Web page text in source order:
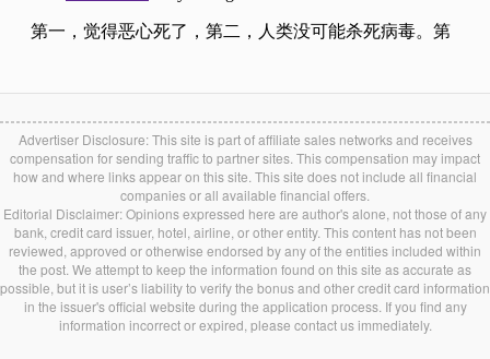
Advertiser Disclosure: This site is part of affiliate sales networks and receives
compensation for sending traffic to partner sites. This compensation may impact
how and where links appear on this site. This site does not include all financial
companies or all available financial offers.
Editorial Disclaimer: Opinions expressed here are author's alone, not those of any
bank, credit card issuer, hotel, airline, or other entity. This content has not been
reviewed, approved or otherwise endorsed by any of the entities included within
the post. We attempt to keep the information found on this site as accurate as
possible, but it is user’s liability to verify the bonus and other credit card information
in the issuer's official website during the application process. If you find any
information incorrect or expired, please contact us immediately.